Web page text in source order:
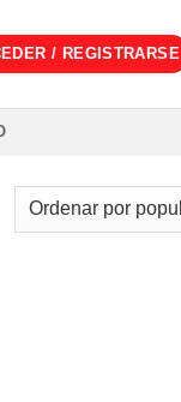
/ REGISTRARSE